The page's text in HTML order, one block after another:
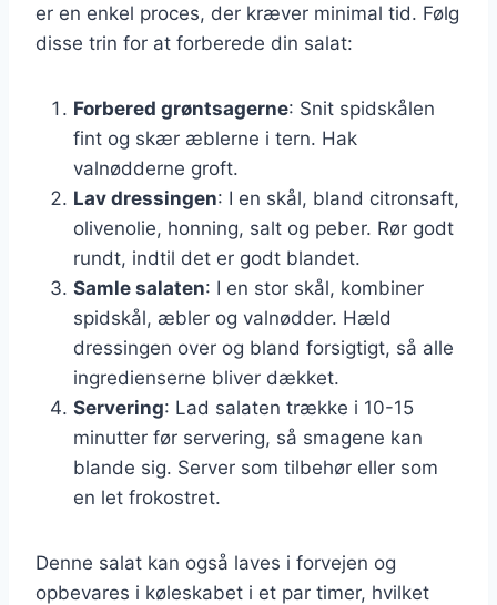
er en enkel proces, der kræver minimal tid. Følg
disse trin for at forberede din salat:
Forbered grøntsagerne: Snit spidskålen
fint og skær æblerne i tern. Hak
valnødderne groft.
Lav dressingen: I en skål, bland citronsaft,
olivenolie, honning, salt og peber. Rør godt
rundt, indtil det er godt blandet.
Samle salaten: I en stor skål, kombiner
spidskål, æbler og valnødder. Hæld
dressingen over og bland forsigtigt, så alle
ingredienserne bliver dækket.
Servering: Lad salaten trække i 10-15
minutter før servering, så smagene kan
blande sig. Server som tilbehør eller som
en let frokostret.
Denne salat kan også laves i forvejen og
opbevares i køleskabet i et par timer, hvilket